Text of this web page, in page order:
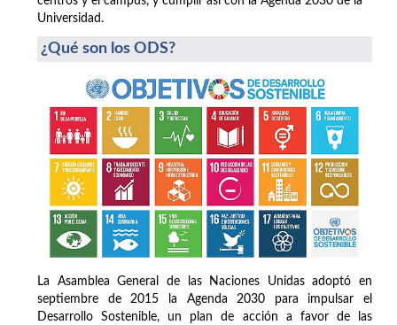
Universidad.
¿Qué son los ODS?
La Asamblea General de las Naciones Unidas adoptó en
septiembre de 2015 la Agenda 2030 para impulsar el
Desarrollo Sostenible, un plan de acción a favor de las